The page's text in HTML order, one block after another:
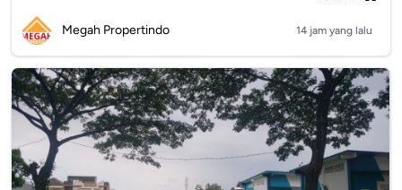
Megah Propertindo 14 jam yang lalu